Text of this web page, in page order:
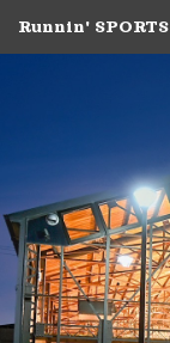
Runnin' SPORTS